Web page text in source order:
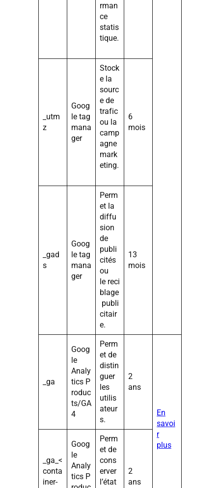
rman
ce
statis
tique.
_utm
z
Goog
le tag
mana
ger
Stock
e la
sourc
e de
trafic
ou la
camp
agne
mark
eting.
6
mois
_gad
s
Goog
le tag
mana
ger
Perm
et la
diffu
sion
de
publi
cités
ou
le reci
blage
publi
citair
e.
13
mois
_ga
Goog
le
Analy
tics P
roduc
ts/GA
4
Perm
et de
distin
guer
les
utilis
ateur
s.
2
ans
En
savoi
r
plus
_ga_<
conta
iner-
Goog
le
Analy
tics P
Perm
et de
cons
erver
l’état
2
ans